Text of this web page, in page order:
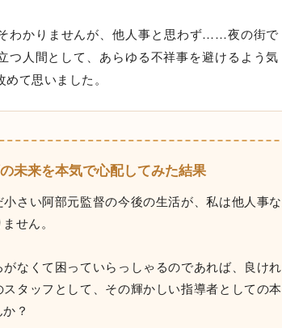
わかりませんが、他人事と思わず……夜の街で
つ人間として、あらゆる不祥事を避けるよう気
て思いました。
未来を本気で心配してみた結果
さい阿部元監督の今後の生活が、私は他人事な
せん。
なくて困っていらっしゃるのであれば、良けれ
タッフとして、その輝かしい指導者としての本
？